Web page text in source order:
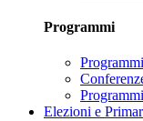
Programmi
Elezioni e